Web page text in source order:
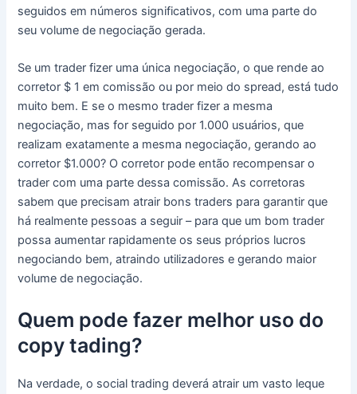
seguidos em números significativos, com uma parte do
seu volume de negociação gerada.
Se um trader fizer uma única negociação, o que rende ao
corretor $ 1 em comissão ou por meio do spread, está tudo
muito bem. E se o mesmo trader fizer a mesma
negociação, mas for seguido por 1.000 usuários, que
realizam exatamente a mesma negociação, gerando ao
corretor $1.000? O corretor pode então recompensar o
trader com uma parte dessa comissão.As corretoras
sabem que precisam atrair bons traders para garantir que
há realmente pessoas a seguir – para que um bom trader
possa aumentar rapidamente os seus próprios lucros
negociando bem, atraindo utilizadores e gerando maior
volume de negociação.
Quem pode fazer melhor uso do
copy tading?
Na verdade, o social trading deverá atrair um vasto leque